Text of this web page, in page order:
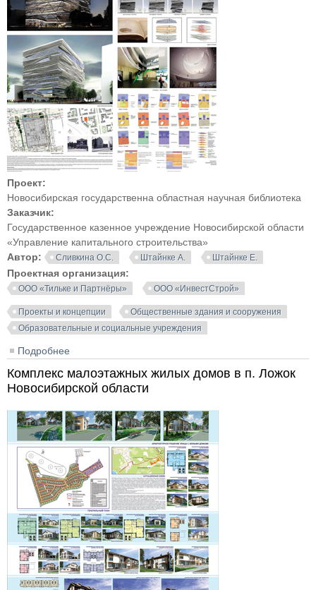
Проект:
Новосибирская государственна областная научная библиотека
Заказчик:
Государственное казенное учреждение Новосибирской области
«Управление капитального строительства»
Автор:
Сливкина О.С. Штайнке А. Штайнке Е.
Проектная организация:
ООО «Тильке и Партнёры» ООО «ИнвестСтрой»
Проекты и концепции
Общественные здания и сооружения
Образовательные и социальные учреждения
Подробнее
Комплекс малоэтажных жилых домов в п. Ложок
Новосибирской области